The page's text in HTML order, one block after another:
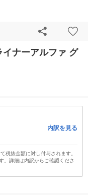
ナーアルファ グ
内訳を見る
税抜金額に対し付与されます。
。詳細は内訳からご確認くださ